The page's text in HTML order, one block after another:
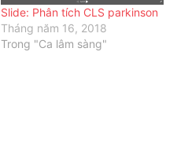
Slide: Phân tích CLS parkinson
Tháng năm 16, 2018
Trong "Ca lâm sàng"